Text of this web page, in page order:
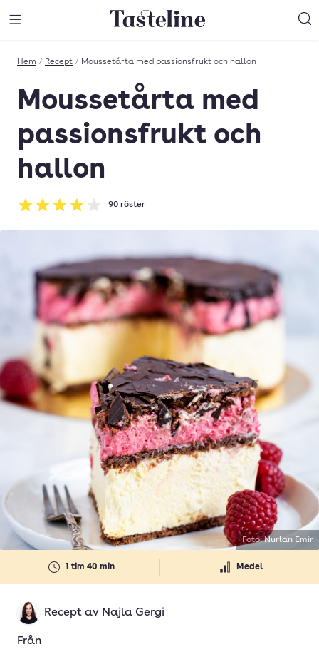
Till Tastelines startsida
Hem / Recept / Moussetårta med passionsfrukt och hallon
Moussetårta med
passionsfrukt och
hallon
Betyg: 4.1 av 5
90 röster
1 tim 40 min Medel
Recept av Najla Gergi
Från
Foto: Nurlan Emir